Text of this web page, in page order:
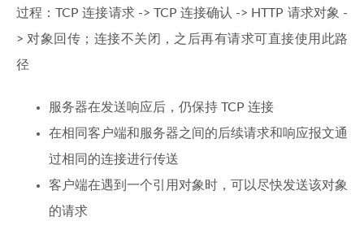
过程：TCP 连接请求 -> TCP 连接确认 -> HTTP 请求对象 -
> 对象回传；连接不关闭，之后再有请求可直接使用此路
径
服务器在发送响应后，仍保持 TCP 连接
在相同客户端和服务器之间的后续请求和响应报文通
过相同的连接进行传送
客户端在遇到一个引用对象时，可以尽快发送该对象
的请求